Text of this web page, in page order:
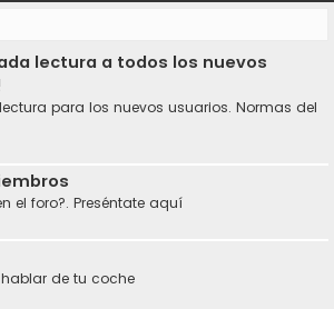
lectura a todos los nuevos
para los nuevos usuarios. Normas del
el foro?. Preséntate aquí
de tu coche